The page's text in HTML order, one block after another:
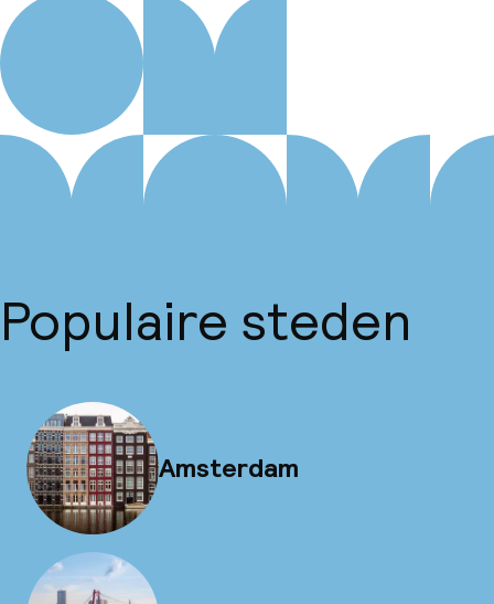
Populaire steden
Amsterdam